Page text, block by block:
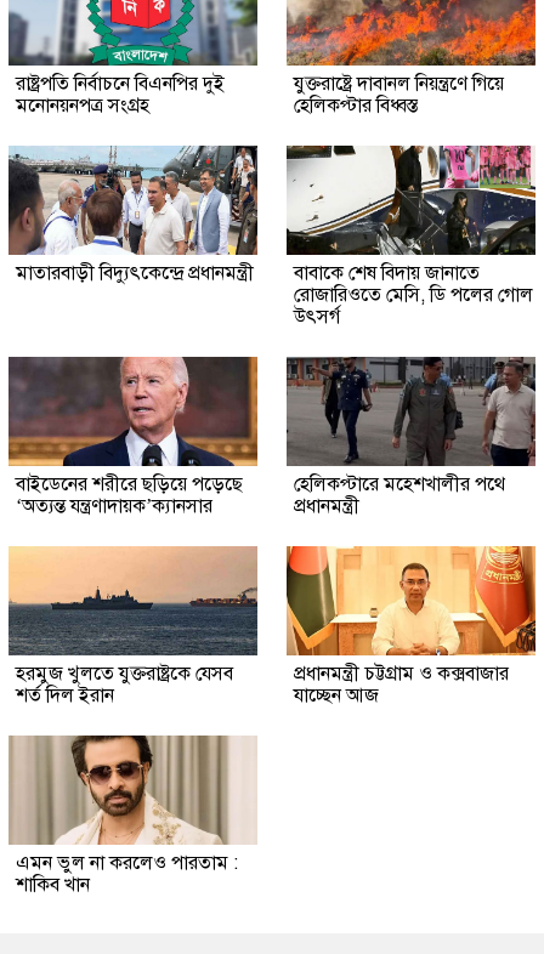
রাষ্ট্রপতি নির্বাচনে বিএনপির দুই
মনোনয়নপত্র সংগ্রহ
যুক্তরাষ্ট্রে দাবানল নিয়ন্ত্রণে গিয়ে
হেলিকপ্টার বিধ্বস্ত
মাতারবাড়ী বিদ্যুৎকেন্দ্রে প্রধানমন্ত্রী
বাবাকে শেষ বিদায় জানাতে
রোজারিওতে মেসি, ডি পলের গোল
উৎসর্গ
বাইডেনের শরীরে ছড়িয়ে পড়েছে
‘অত্যন্ত যন্ত্রণাদায়ক’ক্যানসার
হেলিকপ্টারে মহেশখালীর পথে
প্রধানমন্ত্রী
হরমুজ খুলতে যুক্তরাষ্ট্রকে যেসব
শর্ত দিল ইরান
প্রধানমন্ত্রী চট্টগ্রাম ও কক্সবাজার
যাচ্ছেন আজ
এমন ভুল না করলেও পারতাম :
শাকিব খান